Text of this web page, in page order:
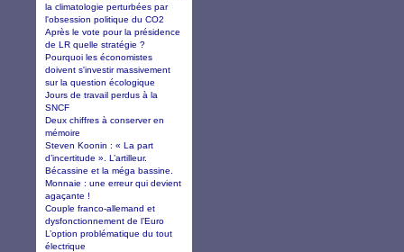
la climatologie perturbées par
l'obsession politique du CO2
Après le vote pour la présidence
de LR quelle stratégie ?
Pourquoi les économistes
doivent s'investir massivement
sur la question écologique
Jours de travail perdus à la
SNCF
Deux chiffres à conserver en
mémoire
Steven Koonin : « La part
d’incertitude ». L’artilleur.
Bécassine et la méga bassine.
Monnaie : une erreur qui devient
agaçante !
Couple franco-allemand et
dysfonctionnement de l’Euro
L’option problématique du tout
électrique